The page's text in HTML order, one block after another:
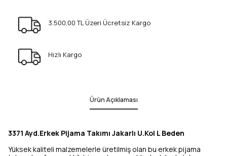
3.500,00 TL Üzeri Ücretsiz Kargo
Hızlı Kargo
Ürün Açıklaması
3371 Ayd.Erkek Pijama Takımı Jakarlı U.Kol L Beden
Yüksek kaliteli malzemelerle üretilmiş olan bu erkek pijama